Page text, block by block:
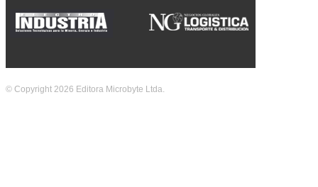
© Copyright 2026 Editora Microbyte Ltda.